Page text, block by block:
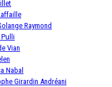
Raymond
Pulli
Vian
Nabal
Girardin Andréani